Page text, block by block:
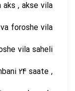
aks , akse vila
foroshe vila
vila saheli
24 saate ,